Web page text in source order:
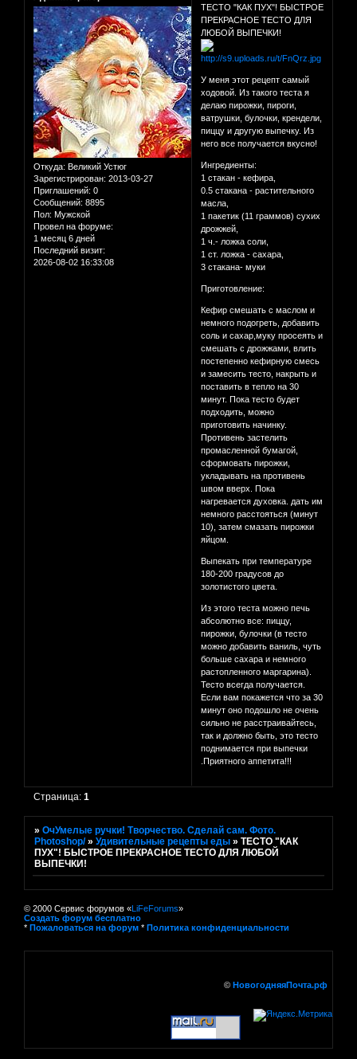
Откуда: Великий Устюг
Зарегистрирован: 2013-03-27
Приглашений: 0
Сообщений: 8895
Пол: Мужской
Провел на форуме:
1 месяц 6 дней
Последний визит:
2026-08-02 16:33:08
ТЕСТО "КАК ПУХ"! БЫСТРОЕ
ПРЕКРАСНОЕ ТЕСТО ДЛЯ
ЛЮБОЙ ВЫПЕЧКИ!
У меня этот рецепт самый
ходовой. Из такого теста я
делаю пирожки, пироги,
ватрушки, булочки, крендели,
пиццу и другую выпечку. Из
него все получается вкусно!
Ингредиенты:
1 стакан - кефира,
0.5 стакана - растительного
масла,
1 пакетик (11 граммов) сухих
дрожжей,
1 ч.- ложка соли,
1 ст. ложка - сахара,
3 стакана- муки
Приготовление:
Кефир смешать с маслом и
немного подогреть, добавить
соль и сахар,муку просеять и
смешать с дрожжами, влить
постепенно кефирную смесь
и замесить тесто, накрыть и
поставить в тепло на 30
минут. Пока тесто будет
подходить, можно
приготовить начинку.
Противень застелить
промасленной бумагой,
сформовать пирожки,
укладывать на противень
швом вверх. Пока
нагревается духовка. дать им
немного расстояться (минут
10), затем смазать пирожки
яйцом.
Выпекать при температуре
180-200 градусов до
золотистого цвета.
Из этого теста можно печь
абсолютно все: пиццу,
пирожки, булочки (в тесто
можно добавить ваниль, чуть
больше сахара и немного
растопленного маргарина).
Тесто всегда получается.
Если вам покажется что за 30
минут оно подошло не очень
сильно не расстраивайтесь,
так и должно быть, это тесто
поднимается при выпечки
.Приятного аппетита!!!
Страница:1
»ОчУмелые ручки! Творчество. Сделай сам. Фото.
Photoshop/ »Удивительные рецепты еды »ТЕСТО "КАК
ПУХ"! БЫСТРОЕ ПРЕКРАСНОЕ ТЕСТО ДЛЯ ЛЮБОЙ
ВЫПЕЧКИ!
© 2000 Сервис форумов «LiFeForums»
Создать форум бесплатно
* Пожаловаться на форум * Политика конфиденциальности
© НовогодняяПочта.рф